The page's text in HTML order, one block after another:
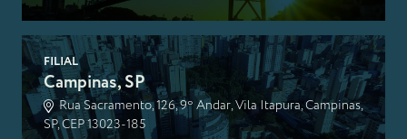
FILIAL
Campinas, SP
Rua Sacramento, 126, 9º Andar, Vila Itapura, Campinas,
SP, CEP 13023-185